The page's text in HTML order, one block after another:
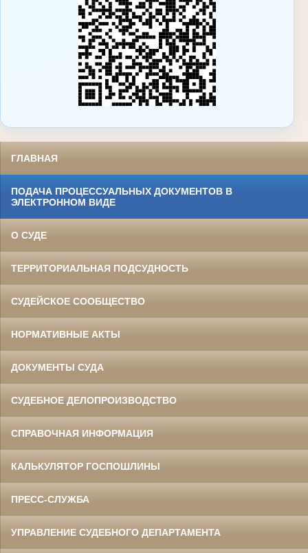
ГЛАВНАЯ
ПОДАЧА ПРОЦЕССУАЛЬНЫХ ДОКУМЕНТОВ В
ЭЛЕКТРОННОМ ВИДЕ
О СУДЕ
ТЕРРИТОРИАЛЬНАЯ ПОДСУДНОСТЬ
СУДЕЙСКОЕ СООБЩЕСТВО
НОРМАТИВНЫЕ АКТЫ
ДОКУМЕНТЫ СУДА
СУДЕБНОЕ ДЕЛОПРОИЗВОДСТВО
СПРАВОЧНАЯ ИНФОРМАЦИЯ
КАЛЬКУЛЯТОР ГОСПОШЛИНЫ
ПРЕСС-СЛУЖБА
УПРАВЛЕНИЕ СУДЕБНОГО ДЕПАРТАМЕНТА